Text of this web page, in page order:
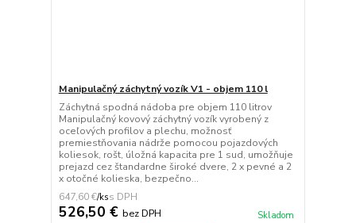
Manipulačný záchytný vozík V1 - objem 110 l
Záchytná spodná nádoba pre objem 110 litrov
Manipulačný kovový záchytný vozík vyrobený z
oceľových profilov a plechu, možnosť
premiestňovania nádrže pomocou pojazdových
koliesok, rošt, úložná kapacita pre 1 sud, umožňuje
prejazd cez štandardne široké dvere, 2 x pevné a 2
x otočné kolieska, bezpečno...
647,60 €/ks
526,50 € bez DPH Skladom